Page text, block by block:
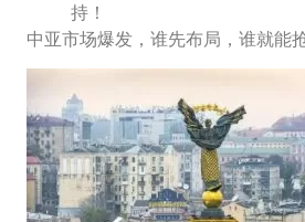
持！
中亚市场爆发，谁先布局，谁就能